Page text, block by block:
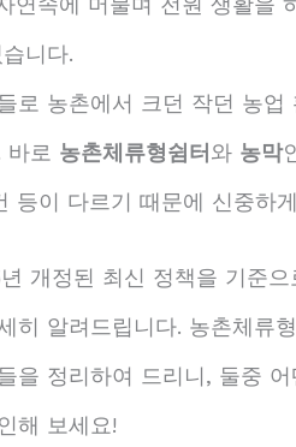
니다.
로 농촌에서 크던 작던 농
바로 농촌체류형쉼터 와 농막
등이 다르기 때문에 신중하
개정된 최신 정책을 기준
히 알려드립니다. 농촌체류
을 정리하여 드리니, 둘중
해 보세요!